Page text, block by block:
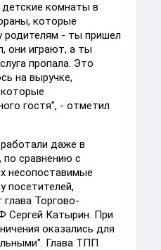
комнаты в
которые
родителям - ты пришел
они играют, а ты
пропала. Это
на выручке,
гостя", - отметил
даже в
по сравнению с
несопоставимые
посетителей,
глава Торгово-
Сергей Катырин. При
оказались для
Глава ТПП